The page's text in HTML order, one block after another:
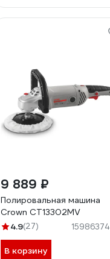
9 889 ₽
Полировальная машина
Crown CT13302MV
4.9(27) 15986374
В корзину